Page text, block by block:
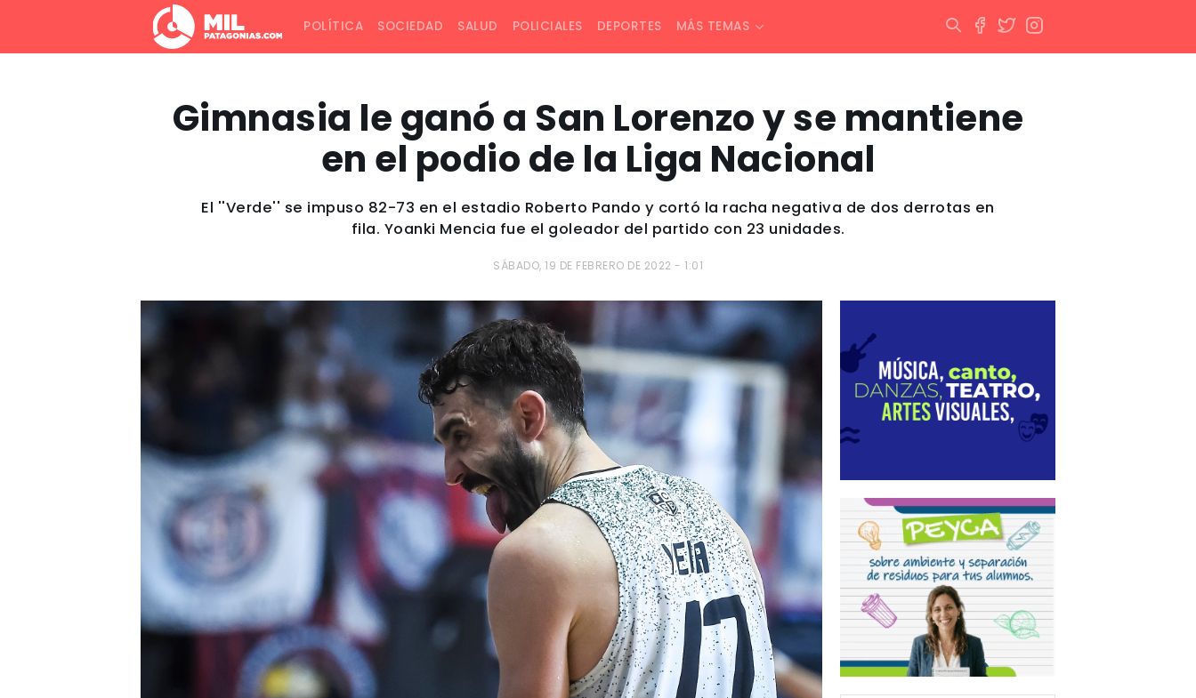
POLÍTICA SOCIEDAD SALUD POLICIALES DEPORTES MÁS TEMAS
Gimnasia le ganó a San Lorenzo y se mantiene
en el podio de la Liga Nacional
El ''Verde'' se impuso 82-73 en el estadio Roberto Pando y cortó la racha negativa de dos derrotas en
fila. Yoanki Mencia fue el goleador del partido con 23 unidades.
SÁBADO, 19 DE FEBRERO DE 2022 - 1:01